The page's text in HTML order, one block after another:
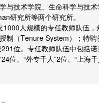
技术学院、生命科学与技术
研究所等两个研究所。
人规模的专任教师队伍
制（Tenure System）；特
位。专任教师队伍中包括
位、“外专千人”2位、“上海